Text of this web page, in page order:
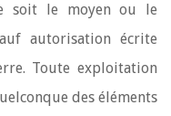
soit le moyen ou le
autorisation écrite
Toute exploitation
des éléments